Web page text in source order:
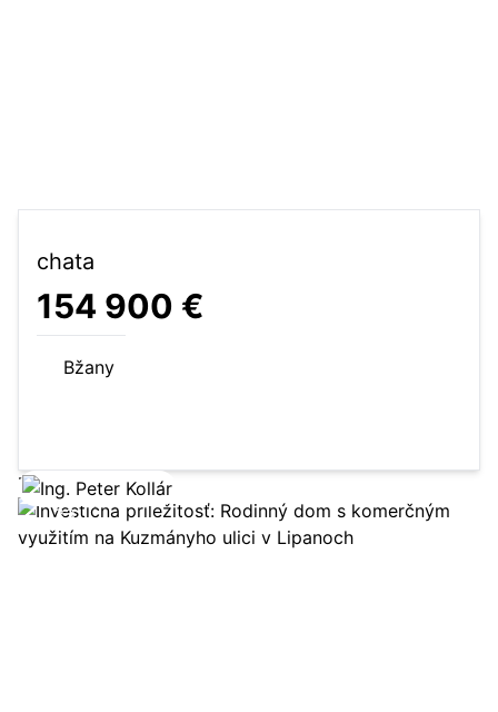
chata
154 900 €
Bžany
Zobraziť ponuku
33